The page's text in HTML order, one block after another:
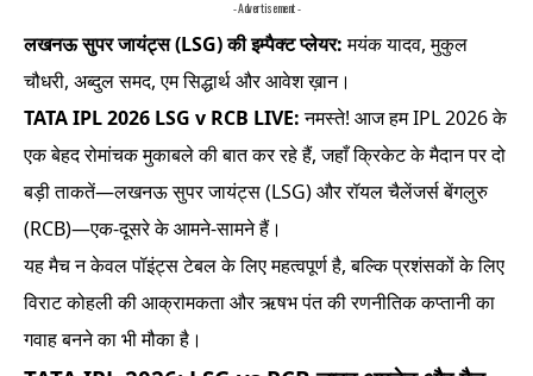
- Advertisement -
लखनऊ सुपर जायंट्स (LSG)की इम्पैक्ट प्लेयर:मयंक यादव, मुकुल
चौधरी, अब्दुल समद, एम सिद्धार्थ और आवेश ख़ान।
TATA IPL 2026 LSG v RCB LIVE:नमस्ते! आज हम IPL 2026 के
एक बेहद रोमांचक मुकाबले की बात कर रहे हैं, जहाँ क्रिकेट के मैदान पर दो
बड़ी ताकतें—लखनऊ सुपर जायंट्स (LSG) और रॉयल चैलेंजर्स बेंगलुरु
(RCB)—एक-दूसरे के आमने-सामने हैं।
यह मैच न केवल पॉइंट्स टेबल के लिए महत्वपूर्ण है, बल्कि प्रशंसकों के लिए
विराट कोहली की आक्रामकता और ऋषभ पंत की रणनीतिक कप्तानी का
गवाह बनने का भी मौका है।